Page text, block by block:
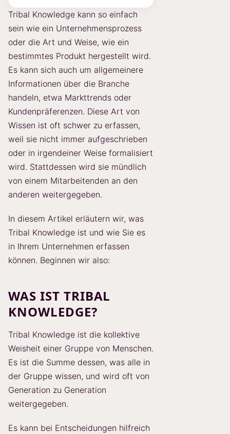
Tribal Knowledge kann so einfach
sein wie ein Unternehmensprozess
oder die Art und Weise, wie ein
bestimmtes Produkt hergestellt wird.
Es kann sich auch um allgemeinere
Informationen über die Branche
handeln, etwa Markttrends oder
Kundenpräferenzen. Diese Art von
Wissen ist oft schwer zu erfassen,
weil sie nicht immer aufgeschrieben
oder in irgendeiner Weise formalisiert
wird. Stattdessen wird sie mündlich
von einem Mitarbeitenden an den
anderen weitergegeben.
In diesem Artikel erläutern wir, was
Tribal Knowledge ist und wie Sie es
in Ihrem Unternehmen erfassen
können. Beginnen wir also:
WAS IST TRIBAL
KNOWLEDGE?
Tribal Knowledge ist die kollektive
Weisheit einer Gruppe von Menschen.
Es ist die Summe dessen, was alle in
der Gruppe wissen, und wird oft von
Generation zu Generation
weitergegeben.
Es kann bei Entscheidungen hilfreich